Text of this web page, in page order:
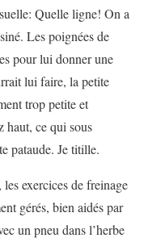
Quelle ligne! On a
Les poignées de
pour lui donner une
lui faire, la petite
trop petite et
haut, ce qui sous
pataude. Je titille.
exercices de freinage
gérés, bien aidés par
un pneu dans l’herbe